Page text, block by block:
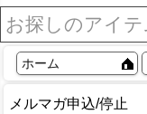
ホーム
メルマガ申込/停止